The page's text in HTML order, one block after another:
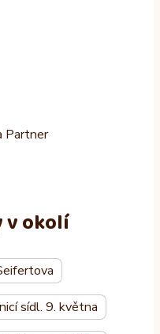
Partner
v okolí
sídl. 9. května